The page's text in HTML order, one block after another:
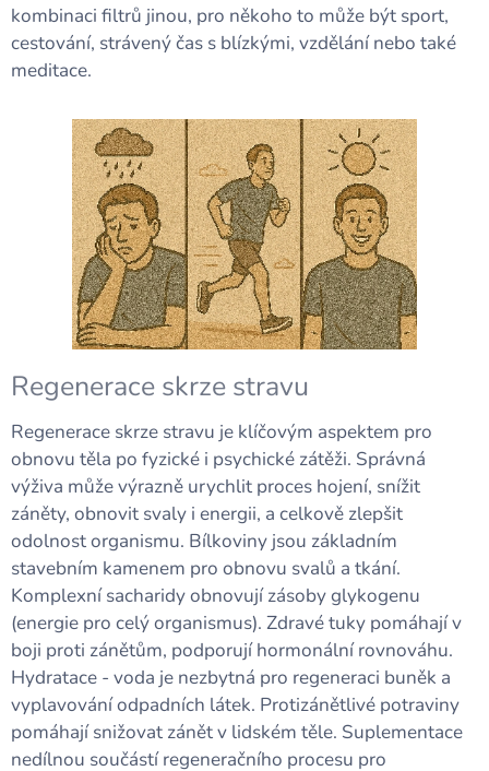
kombinaci filtrů jinou, pro někoho to může být sport,
cestování, strávený čas s blízkými, vzdělání nebo také
meditace.
Regenerace skrze stravu
Regenerace skrze stravu je klíčovým aspektem pro
obnovu těla po fyzické i psychické zátěži. Správná
výživa může výrazně urychlit proces hojení, snížit
záněty, obnovit svaly i energii, a celkově zlepšit
odolnost organismu. Bílkoviny jsou základním
stavebním kamenem pro obnovu svalů a tkání.
Komplexní sacharidy obnovují zásoby glykogenu
(energie pro celý organismus). Zdravé tuky pomáhají v
boji proti zánětům, podporují hormonální rovnováhu.
Hydratace - voda je nezbytná pro regeneraci buněk a
vyplavování odpadních látek. Protizánětlivé potraviny
pomáhají snižovat zánět v lidském těle. Suplementace
nedílnou součástí regeneračního procesu pro